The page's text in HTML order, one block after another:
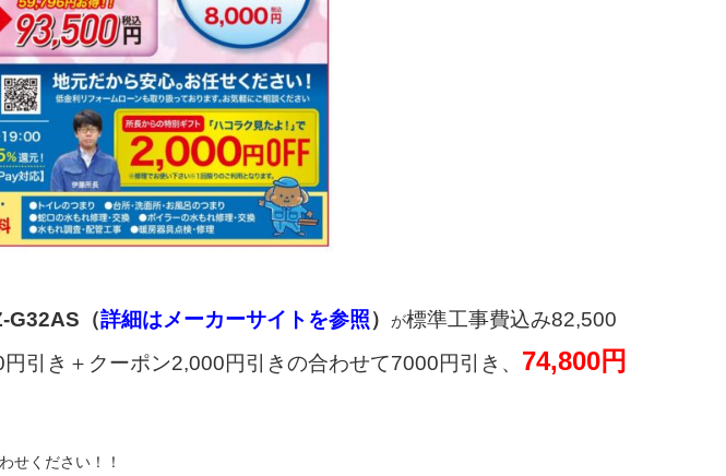
G32AS（詳細はメーカーサイトを参照）が標準工事費込み82,500
引き＋クーポン2,000円引きの合わせて7000円引き、 74,800円
せください！！